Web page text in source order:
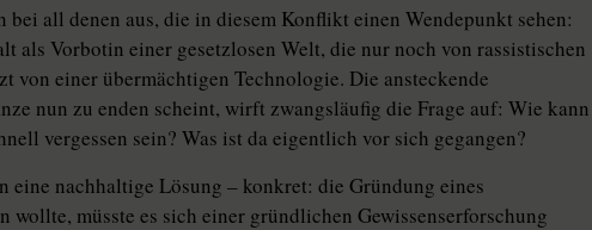
bei all denen aus, die in diesem Konflikt einen Wendepunkt sehen:
als Vorbotin einer gesetzlosen Welt, die nur noch von rassistischen
von einer übermächtigen Technologie. Die ansteckende
nun zu enden scheint, wirft zwangsläufig die Frage auf: Wie kann
vergessen sein? Was ist da eigentlich vor sich gegangen?
eine nachhaltige Lösung – konkret: die Gründung eines
wollte, müsste es sich einer gründlichen Gewissenserforschung